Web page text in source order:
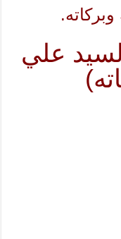
علي